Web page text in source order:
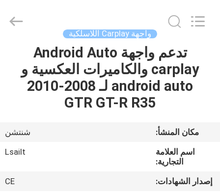
منزل،
بيت
أشرطة
فيديو
معلومات
Electron
Co.,Ltd.
واجهة Carplay اللاسلكية
تدعم واجهة Android Auto
carplay والكاميرات العكسية و
android auto لـ 2008-2010
GTR GT-R R35
مكان المنشأ:
شنتشن
اسم العلامة
التجارية:
Lsailt
إصدار الشهادات:
CE